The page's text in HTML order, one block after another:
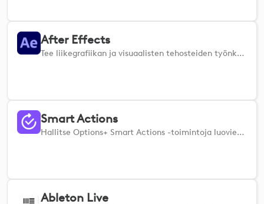
After Effects
Tee liikegrafiikan ja visuaalisten tehosteiden työnkulusta entistä sujuvampaa Logi-laitteellesi tarkoitetulla Adobe After Effects -laajennuksella.
Smart Actions
Hallitse Options+ Smart Actions -toimintoja luovien laitteidesi avulla. (Smart Actions -toimintojen käyttö edellyttää Logi Options+ -sovellusta)
Ableton Live